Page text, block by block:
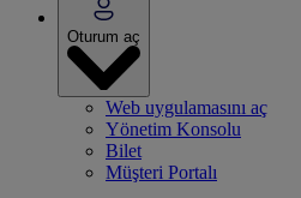
Oturum aç
Web uygulamasını aç
Yönetim Konsolu
Bilet
Müşteri Portalı